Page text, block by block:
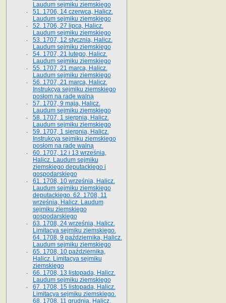
Laudum sejmiku ziemskiego
51. 1706, 14 czerwca, Halicz.
Laudum sejmiku ziemskiego
52. 1706, 27 lipca, Halicz.
Laudum sejmiku ziemskiego
53. 1707, 12 stycznia, Halicz.
Laudum sejmiku ziemskiego
54. 1707, 21 lutego, Halicz.
Laudum sejmiku ziemskiego
55. 1707, 21 marca, Halicz.
Laudum sejmiku ziemskiego
56. 1707, 21 marca, Halicz.
Instrukcya sejmiku ziemskiego
posłom na radę walną
57. 1707, 9 maja, Halicz.
Laudum sejmiku ziemskiego
58. 1707, 1 sierpnia, Halicz.
Laudum sejmiku ziemskiego
59. 1707, 1 sierpnia, Halicz.
Instrukcya sejmiku ziemskiego
posłom na radę walną
60. 1707, 12 i 13 września,
Halicz. Laudum sejmiku
ziemskiego deputackiego i
gospodarskiego
61. 1708, 10 września, Halicz.
Laudum sejmiku ziemskiego
deputackiego. 62. 1708, 11
września, Halicz. Laudum
sejmiku ziemskiego
gospodarskiego
63. 1708, 24 września, Halicz.
Limitacya sejmiku ziemskiego.
64. 1708, 9 października, Halicz.
Laudum sejmiku ziemskiego
65­. 1708, 10 października,
Halicz. Limitacya sejmiku
ziemskiego
66. 1708, 13 listopada, Halicz.
Laudum sejmiku ziemskiego
67. 1708, 15 listopada, Halicz.
Limitacya sejmiku ziemskiego.
68. 1708, 11 grudnia, Halicz.